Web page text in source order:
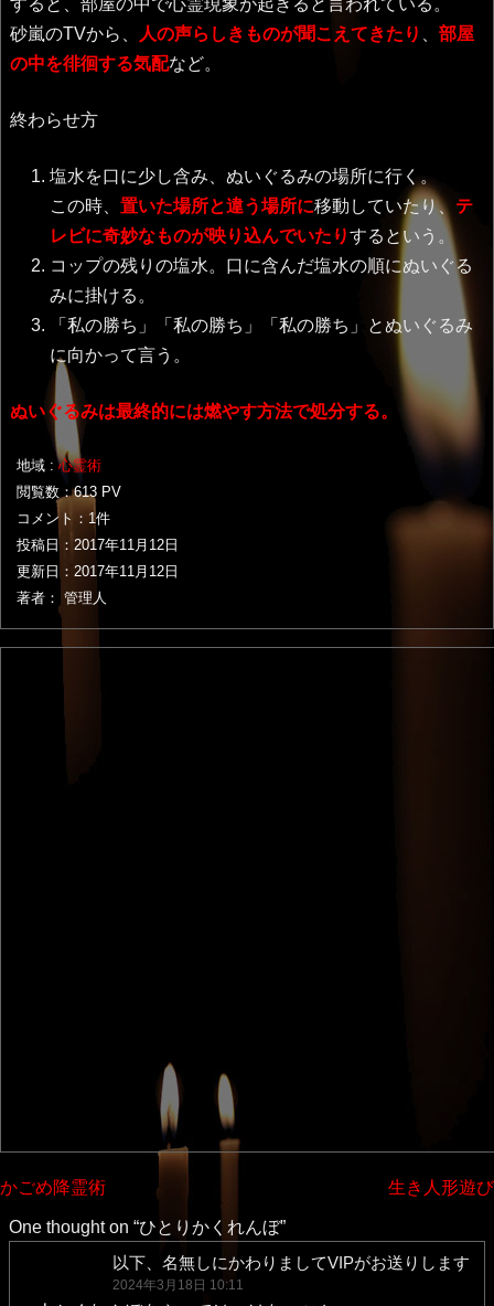
すると、部屋の中で心霊現象が起きると言われている。
砂嵐のTVから、
人の声らしきものが聞こえてきたり
部屋
の中を徘徊する気配など。
終わらせ方
塩水を口に少し含み、ぬいぐるみの場所に行く。
この時、 置いた場所と違う場所に移動していたり、 テ
レビに奇妙なものが映り込んでいたりするという。
コップの残りの塩水。口に含んだ塩水の順にぬいぐる
みに掛ける。
「私の勝ち」「私の勝ち」「私の勝ち」とぬいぐるみ
に向かって言う。
ぬいぐるみは最終的には燃やす方法で処分する。
地域 :心霊術
閲覧数：613 PV
コメント：1件
投稿日：2017年11月12日
更新日：2017年11月12日
著者： 管理人
投
稿
かごめ降霊術 生き人形遊び
One thought on “ひとりかくれんぼ”
以下、名無しにかわりましてVIPがお送りします
2024年3月18日 10:11